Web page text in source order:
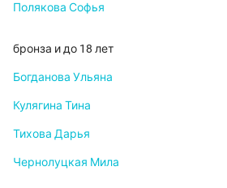
Полякова Софья
бронза и до 18 лет
Богданова Ульяна
Кулягина Тина
Тихова Дарья
Чернолуцкая Мила